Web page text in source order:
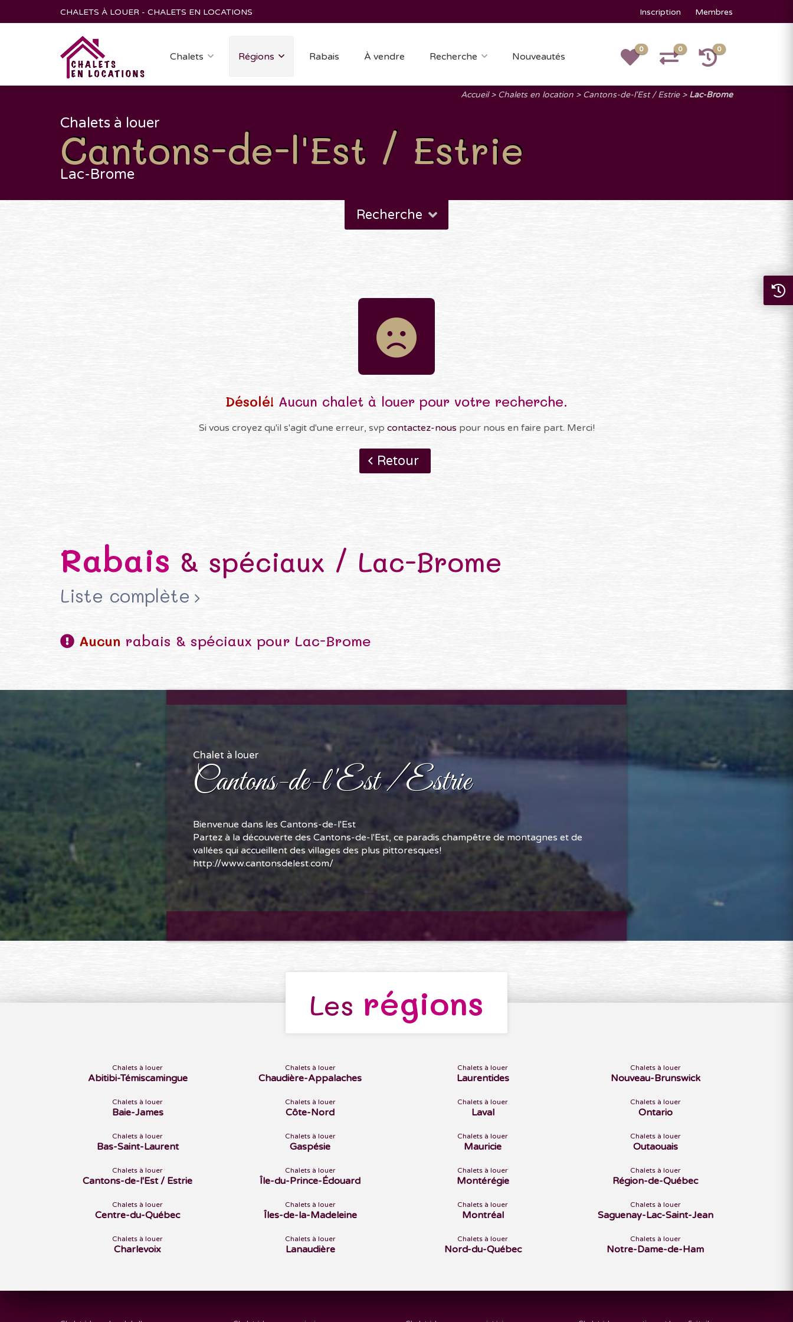
CHALETS À LOUER - CHALETS EN LOCATIONS Inscription Membres
Chalets Régions Rabais À vendre Recherche Nouveautés
0 0 0
Accueil Chalets en location Cantons-de-l'Est / Estrie Lac-Brome
Chalets à louer
Cantons-de-l'Est / Estrie
Lac-Brome
Recherche
Désolé! Aucun chalet à louer pour votre recherche.
Si vous croyez qu'il s'agit d'une erreur, svp contactez-nouspour nous en faire part. Merci!
Retour
Rabais & spéciaux / Lac-Brome
Liste complète
Aucun rabais & spéciaux pour Lac-Brome
Chalet à louer
Cantons-de-l'Est / Estrie
Bienvenue dans les Cantons-de-l'Est
Partez à la découverte des Cantons-de-l'Est, ce paradis champêtre de montagnes et de
vallées qui accueillent des villages des plus pittoresques!
http://www.cantonsdelest.com/
Les régions
Chalets à louer
Abitibi-Témiscamingue
Chalets à louer
Baie-James
Chalets à louer
Bas-Saint-Laurent
Chalets à louer
Cantons-de-l'Est / Estrie
Chalets à louer
Centre-du-Québec
Chalets à louer
Charlevoix
Chalets à louer
Chaudière-Appalaches
Chalets à louer
Côte-Nord
Chalets à louer
Gaspésie
Chalets à louer
Île-du-Prince-Édouard
Chalets à louer
Îles-de-la-Madeleine
Chalets à louer
Lanaudière
Chalets à louer
Laurentides
Chalets à louer
Laval
Chalets à louer
Mauricie
Chalets à louer
Montérégie
Chalets à louer
Montréal
Chalets à louer
Nord-du-Québec
Chalets à louer
Nouveau-Brunswick
Chalets à louer
Ontario
Chalets à louer
Outaouais
Chalets à louer
Région-de-Québec
Chalets à louer
Saguenay-Lac-Saint-Jean
Chalets à louer
Notre-Dame-de-Ham